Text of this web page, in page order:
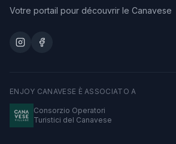
Votre portail pour découvrir le Canavese
ENJOY CANAVESE È ASSOCIATO A
Consorzio Operatori
Turistici del Canavese